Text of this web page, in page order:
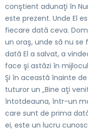
conştient adunaţi în
este prezent. Unde El
fiecare dată ceva.
un oraş, unde să nu
dată El a salvat, a
face şi astăzi în
Şi în această înainte
tuturor un „Bine aţi
întotdeauna, într-un
care sunt de prima
ei, este un lucru